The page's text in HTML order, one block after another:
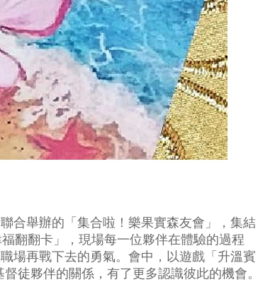
合舉辦的「集合啦！樂果實森友會」，集結
翻翻卡」，現場每一位夥伴在體驗的過程
場再戰下去的勇氣。會中，以遊戲「升溫賓
徒夥伴的關係，有了更多認識彼此的機會。